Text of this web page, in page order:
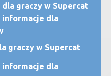
graczy w Supercat
informacje dla